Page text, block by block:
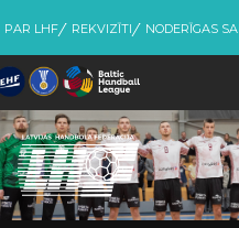
PAR LHF REKVIZĪTI NODERĪGAS